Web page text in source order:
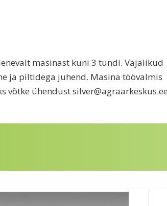
masinast kuni 3 tundi. Vajalikud
ja piltidega juhend. Masina töövalmis
võtke ühendust